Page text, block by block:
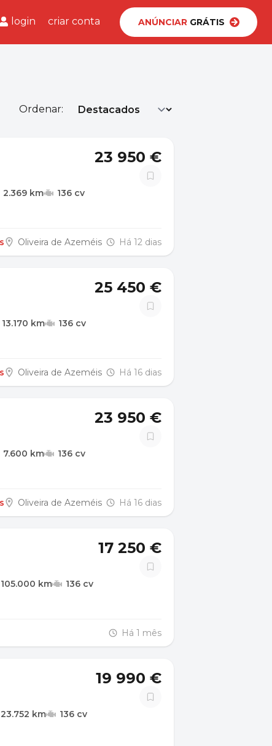
login criar conta ANÚNCIARGRÁTIS
Ordenar:
23 950 €
2.369 km 136 cv
Oliveira de Azeméis Há 12 dias
25 450 €
13.170 km 136 cv
Oliveira de Azeméis Há 16 dias
23 950 €
7.600 km 136 cv
Oliveira de Azeméis Há 16 dias
17 250 €
105.000 km 136 cv
Há 1 mês
19 990 €
23.752 km 136 cv